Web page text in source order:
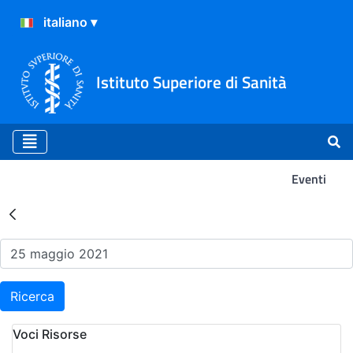
Istituto Superiore di Sanità
Eventi
Risultati della Ricerca -
Ricerca
Voci Risorse